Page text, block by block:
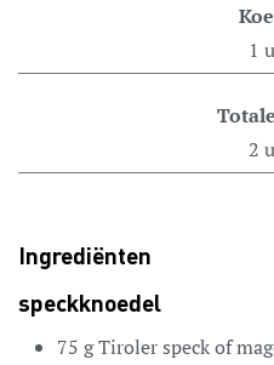
1
2
Ingrediënten
speckknoedel
75 gTiroler speck of